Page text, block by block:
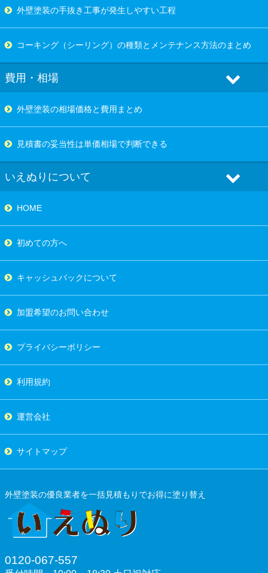
外壁塗装の手抜き工事が発生しやすい工程
コーキング（シーリング）の種類とメンテナンス方法のまとめ
費用・相場
外壁塗装の相場価格と費用まとめ
見積書の妥当性は単価相場で判断できる
いえぬりについて
HOME
初めての方へ
キャッシュバックについて
加盟希望のお問い合わせ
プライバシーポリシー
利用規約
運営会社
サイトマップ
外壁塗装の優良業者を一括見積もりでお得に塗り替え
0120-067-557